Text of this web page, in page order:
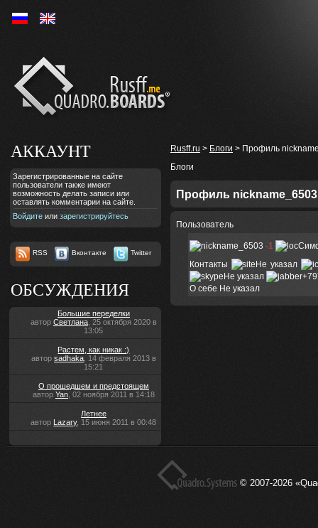
Ру En
АККАУНТ
Зарегистрированные на сайте
пользователи также имеют
возможность делать записи или
оставлять комментарии на сайте.
Войдите илизарегистрируйтесь
RSS Вконтакте Twitter
ОБСУЖДЕНИЯ
Большие переделки
автор Светлана, 25 октября 2020 в
13:05
Растем, как никак :)
автор sadhaka, 14 февраля 2013 в
15:21
О прошедшем и предстоящем
автор Yan, 02 ноября 2011 в 14:18
Летнее
автор Lazary, 15 июня 2011 в 00:48
Rusff.ru > Блоги > Профиль
Блоги
Профиль nickname_6503
Пользователь
-1
Контакты
Не указал
Не указал
О себе Не указал
© 2007-2026